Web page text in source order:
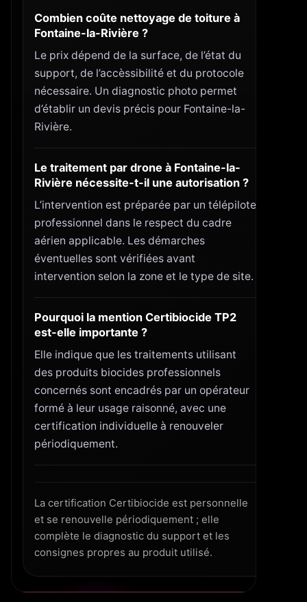
Combien coûte nettoyage de toiture à
Fontaine-la-Rivière ?
Le prix dépend de la surface, de l’état du
support, de l’accèssibilité et du protocole
nécessaire. Un diagnostic photo permet
d’établir un devis précis pour Fontaine-la-
Rivière.
Le traitement par drone à Fontaine-la-
Rivière nécessite-t-il une autorisation ?
L’intervention est préparée par un télépilote
professionnel dans le respect du cadre
aérien applicable. Les démarches
éventuelles sont vérifiées avant
intervention selon la zone et le type de site.
Pourquoi la mention Certibiocide TP2
est-elle importante ?
Elle indique que les traitements utilisant
des produits biocides professionnels
concernés sont encadrés par un opérateur
formé à leur usage raisonné, avec une
certification individuelle à renouveler
périodiquement.
La certification Certibiocide est personnelle
et se renouvelle périodiquement ; elle
complète le diagnostic du support et les
consignes propres au produit utilisé.